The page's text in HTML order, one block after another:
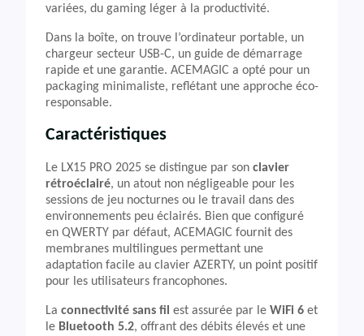
variées, du gaming léger à la productivité.
Dans la boîte, on trouve l’ordinateur portable, un
chargeur secteur USB-C, un guide de démarrage
rapide et une garantie. ACEMAGIC a opté pour un
packaging minimaliste, reflétant une approche éco-
responsable.
Caractéristiques
Le LX15 PRO 2025 se distingue par son clavier
rétroéclairé, un atout non négligeable pour les
sessions de jeu nocturnes ou le travail dans des
environnements peu éclairés. Bien que configuré
en QWERTY par défaut, ACEMAGIC fournit des
membranes multilingues permettant une
adaptation facile au clavier AZERTY, un point positif
pour les utilisateurs francophones.
La connectivité sans fil est assurée par le WiFi 6 et
le Bluetooth 5.2, offrant des débits élevés et une